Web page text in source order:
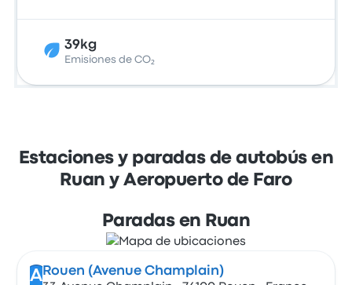
39kg
Emisiones de CO₂
Estaciones y paradas de autobús en
Ruan y Aeropuerto de Faro
Paradas en Ruan
A Rouen (Avenue Champlain)